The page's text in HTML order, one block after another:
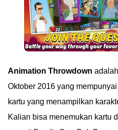
Animation Throwdown
Oktober 2016 yang
kartu yang menampilkan
Kalian bisa menemukan kartu